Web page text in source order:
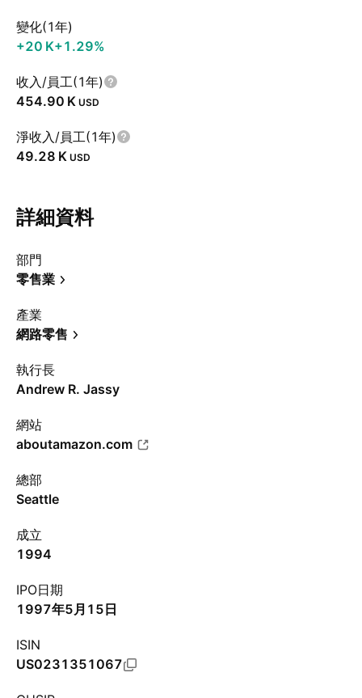
變化(1年)
‪+20 K‬+1.29%
收入/員工(1年)
‪454.90 K‬ USD
淨收入/員工(1年)
‪49.28 K‬ USD
詳細資料
部門
零售業
產業
網路零售
執行長
Andrew R. Jassy
網站
aboutamazon.com
總部
Seattle
成立
1994
IPO日期
1997年5月15日
ISIN
US0231351067